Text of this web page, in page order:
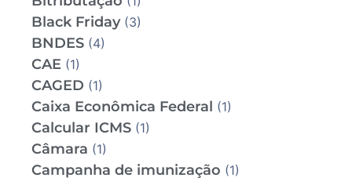
Black Friday(3)
BNDES (4)
CAE (1)
CAGED (1)
Caixa Econômica Federal (1)
Calcular ICMS (1)
Câmara (1)
Campanha de imunização (1)